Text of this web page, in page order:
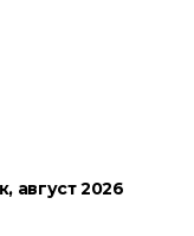
август 2026